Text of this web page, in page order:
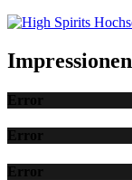
Impressionen
Error
Error
Error